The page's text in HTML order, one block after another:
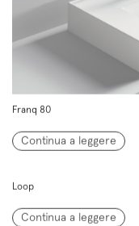
Franq 80
Continua a leggere
Loop
Continua a leggere